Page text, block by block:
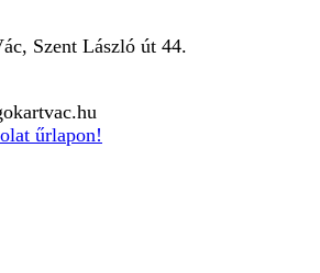
Szent László út 44.
űrlapon!